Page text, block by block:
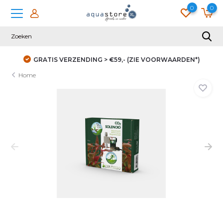
0 0
GRATIS VERZENDING > €59,- (ZIE VOORWAARDEN*)
Home